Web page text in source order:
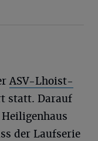
ASV-Lhoist-
statt. Darauf
der Laufserie